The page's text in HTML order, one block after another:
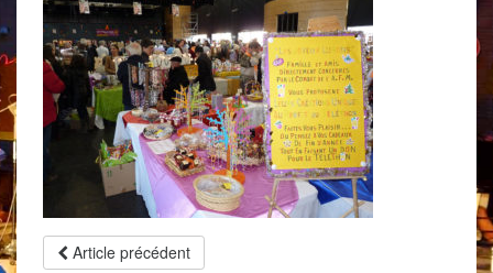
Article précédent